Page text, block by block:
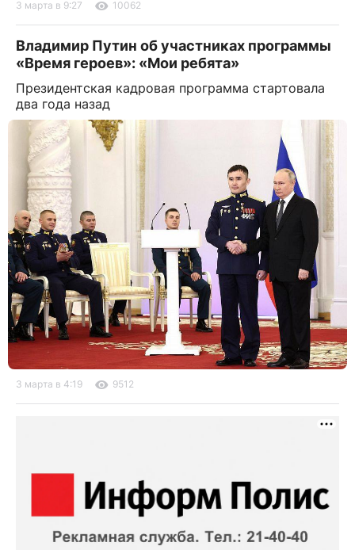
3 марта в 9:27 10062
Владимир Путин об участниках программы
«Время героев»: «Мои ребята»
Президентская кадровая программа стартовала
два года назад
3 марта в 4:19 9512